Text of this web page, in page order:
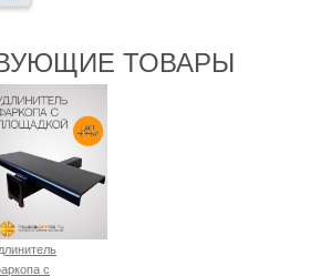
ТОВАРЫ
с